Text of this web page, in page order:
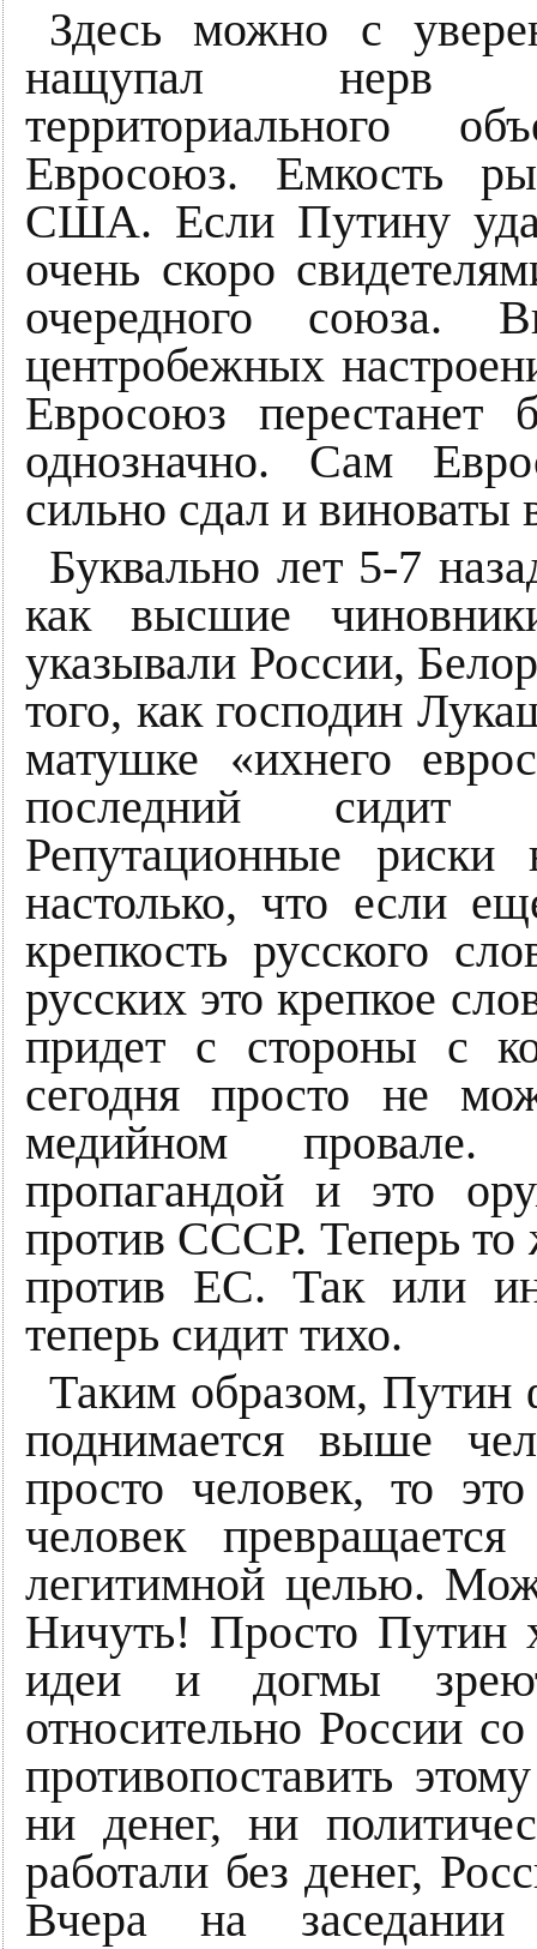
Здесь можно с
нащупал нерв
территориального
Евросоюз. Емкость
США. Если Путину
очень скоро
очередного
центробежных
Евросоюз перестанет
однозначно. Сам
сильно сдал и виноваты
Буквально лет 5-7
как высшие
указывали России,
того, как господин
матушке «ихнего
последний сидит
Репутационные
настолько, что если
крепкость русского
русских это крепкое
придет с стороны с
сегодня просто не
медийном
пропагандой и это
против СССР. Теперь то
против ЕС. Так или
теперь сидит тихо.
Таким образом, Путин
поднимается выше
просто человек, то
человек
легитимной целью.
Ничуть! Просто Путин
идеи и догмы
относительно России
противопоставить
ни денег, ни
работали без денег,
Вчера на заседании